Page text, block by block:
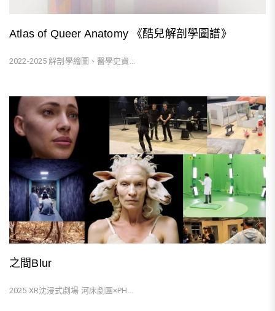
Atlas of Queer Anatomy 《酷兒解剖學圖譜》
2022-2025 解剖學繪圖、醫學史資...
之間Blur
2025 XR沈浸式劇場 河床劇團×PH...